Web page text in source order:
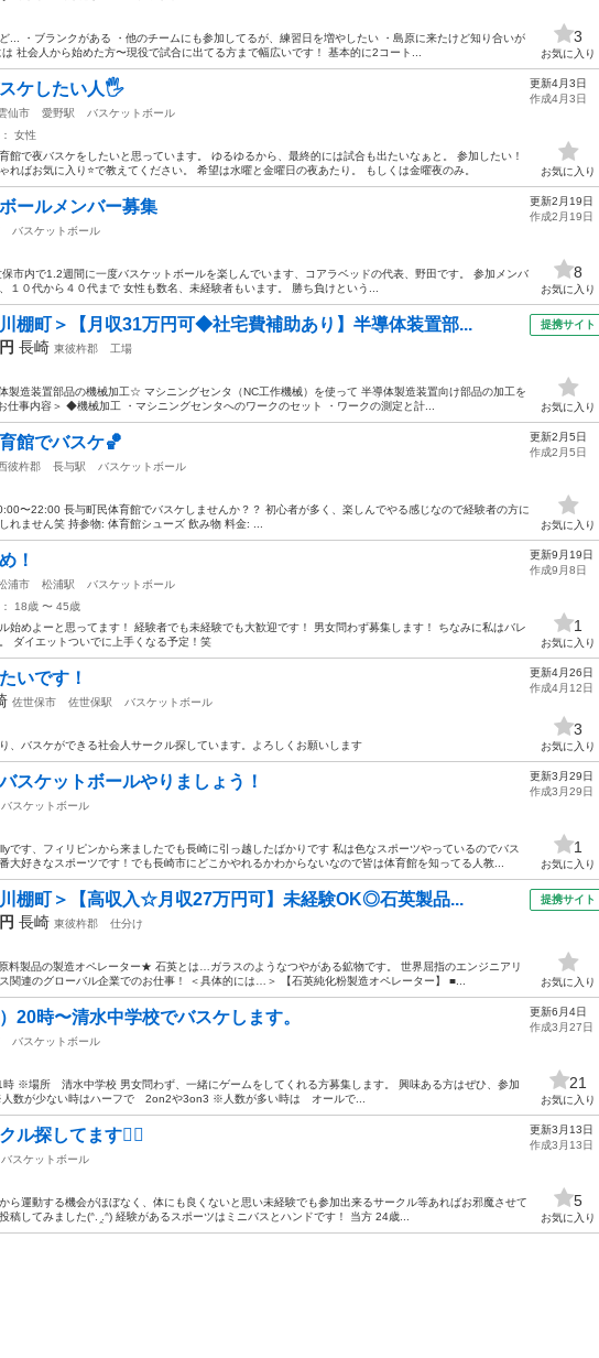
... ・ブランクがある ・他のチームにも参加してるが、練習日を増やしたい ・島原に来たけど知り合いが
社会人から始めた方〜現役で試合に出てる方まで幅広いです！ 基本的に2コート...
3
お気に入り
ケしたい人🖐️
仙市 愛野駅
バスケットボール
女性
館で夜バスケをしたいと思っています。 ゆるゆるから、最終的には試合も出たいなぁと。 参加したい！
ればお気に入り⭐️で教えてください。 希望は水曜と金曜日の夜あたり。 もしくは金曜夜のみ。
更新4月3日
作成4月3日
お気に入り
ールメンバー募集
バスケットボール
市内で1.2週間に一度バスケットボールを楽しんでいます、コアラベッドの代表、野田です。 参加メンバ
１０代から４０代まで 女性も数名、未経験者もいます。 勝ち負けという...
更新2月19日
作成2月19日
8
お気に入り
棚町＞【月収31万円可◆社宅費補助あり】半導体装置部...
長崎 東彼杵郡 工場
製造装置部品の機械加工☆ マシニングセンタ（NC工作機械）を使って 半導体製造装置向け部品の加工を
仕事内容＞ ◆機械加工 ・マシニングセンタへのワークのセット ・ワークの測定と計...
提携サイト
お気に入り
館でバスケ🏀
彼杵郡 長与駅
バスケットボール
〜22:00 長与町民体育館でバスケしませんか？？ 初心者が多く、楽しんでやる感じなので経験者の方に
れません笑 持参物: 体育館シューズ 飲み物 料金: ...
更新2月5日
作成2月5日
お気に入り
！
浦市 松浦駅
バスケットボール
18歳 〜 45歳
始めよーと思ってます！ 経験者でも未経験でも大歓迎です！ 男女問わず募集します！ ちなみに私はバレ
ダイエットついでに上手くなる予定！笑
更新9月19日
作成9月8日
1
お気に入り
いです！
佐世保市 佐世保駅
バスケットボール
、バスケができる社会人サークル探しています。よろしくお願いします
更新4月26日
作成4月12日
3
お気に入り
スケットボールやりましょう！
バスケットボール
です、フィリピンから来ましたでも長崎に引っ越したばかりです 私は色なスポーツやっているのでバス
大好きなスポーツです！でも長崎市にどこかやれるかわからないなので皆は体育館を知ってる人教...
更新3月29日
作成3月29日
1
お気に入り
川棚町＞【高収入☆月収27万円可】未経験OK◎石英製品...
長崎 東彼杵郡 仕分け
料製品の製造オペレーター★ 石英とは…ガラスのようなつやがある鉱物です。 世界屈指のエンジニアリ
関連のグローバル企業でのお仕事！ ＜具体的には…＞ 【石英純化粉製造オペレーター】 ■...
提携サイト
お気に入り
20時〜清水中学校でバスケします。
バスケットボール
※場所 清水中学校 男女問わず、一緒にゲームをしてくれる方募集します。 興味ある方はぜひ、参加
人数が少ない時はハーフで 2on2や3on3 ※人数が多い時は オールで...
更新6月4日
作成3月27日
21
お気に入り
ル探してます👍🏻
バスケットボール
ら運動する機会がほぼなく、体にも良くないと思い未経験でも参加出来るサークル等あればお邪魔させて
稿してみました(ᐢ. ̯.ᐢ) 経験があるスポーツはミニバスとハンドです！ 当方 24歳...
更新3月13日
作成3月13日
5
お気に入り